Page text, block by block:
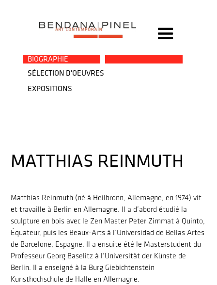
BIOGRAPHIE
SÉLECTION D'OEUVRES
EXPOSITIONS
MATTHIAS REINMUTH
Matthias Reinmuth (né à Heilbronn, Allemagne, en 1974) vit
et travaille à Berlin en Allemagne. Il a d’abord étudié la
sculpture en bois avec le Zen Master Peter Zimmat à Quinto,
Équateur, puis les Beaux-Arts à l’Universidad de Bellas Artes
de Barcelone, Espagne. Il a ensuite été le Masterstudent du
Professeur Georg Baselitz à l’Universität der Künste de
Berlin. Il a enseigné à la Burg Giebichtenstein
Kunsthochschule de Halle en Allemagne.